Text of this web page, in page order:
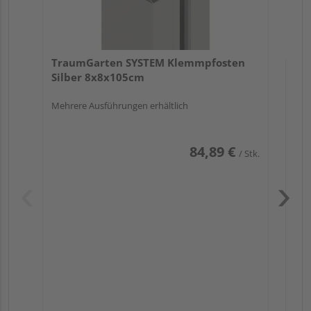
TraumGarten SYSTEM Klemmpfosten
Silber 8x8x105cm
Mehrere Ausführungen erhältlich
84,89 € / Stk.